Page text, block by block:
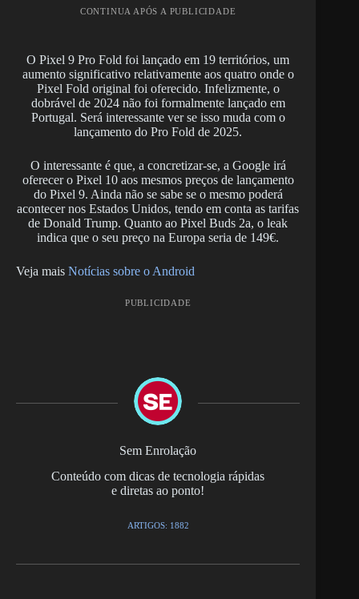
CONTINUA APÓS A PUBLICIDADE
O Pixel 9 Pro Fold foi lançado em 19 territórios, um
aumento significativo relativamente aos quatro onde o
Pixel Fold original foi oferecido. Infelizmente, o
dobrável de 2024 não foi formalmente lançado em
Portugal. Será interessante ver se isso muda com o
lançamento do Pro Fold de 2025.
O interessante é que, a concretizar-se, a Google irá
oferecer o Pixel 10 aos mesmos preços de lançamento
do Pixel 9. Ainda não se sabe se o mesmo poderá
acontecer nos Estados Unidos, tendo em conta as tarifas
de Donald Trump. Quanto ao Pixel Buds 2a, o leak
indica que o seu preço na Europa seria de 149€.
Veja mais Notícias sobre o Android
PUBLICIDADE
Sem Enrolação
Conteúdo com dicas de tecnologia rápidas
e diretas ao ponto!
ARTIGOS: 1882